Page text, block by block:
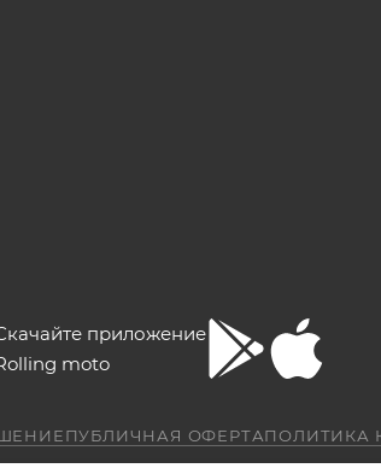
приложение
moto
ПУБЛИЧНАЯ ОФЕРТАПОЛИТИКА